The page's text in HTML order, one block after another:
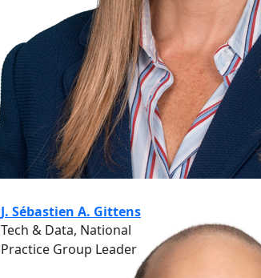
J. Sébastien A. Gittens
Tech & Data, National
Practice Group Leader